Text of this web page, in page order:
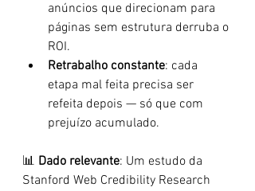
anúncios que direcionam para
páginas sem estrutura derruba o
ROI.
Retrabalho constante: cada
etapa mal feita precisa ser
refeita depois — só que com
prejuízo acumulado.
📊 Dado relevante: Um estudo da
Stanford Web Credibility Research